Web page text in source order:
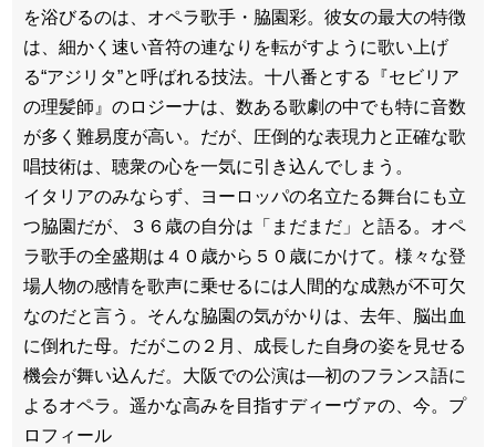
を浴びるのは、オペラ歌手・脇園彩。彼女の最大の特徴
は、細かく速い音符の連なりを転がすように歌い上げ
る“アジリタ”と呼ばれる技法。十八番とする『セビリア
の理髪師』のロジーナは、数ある歌劇の中でも特に音数
が多く難易度が高い。だが、圧倒的な表現力と正確な歌
唱技術は、聴衆の心を一気に引き込んでしまう。
イタリアのみならず、ヨーロッパの名立たる舞台にも立
つ脇園だが、３６歳の自分は「まだまだ」と語る。オペ
ラ歌手の全盛期は４０歳から５０歳にかけて。様々な登
場人物の感情を歌声に乗せるには人間的な成熟が不可欠
なのだと言う。そんな脇園の気がかりは、去年、脳出血
に倒れた母。だがこの２月、成長した自身の姿を見せる
機会が舞い込んだ。大阪での公演は―初のフランス語に
よるオペラ。遥かな高みを目指すディーヴァの、今。プ
ロフィール